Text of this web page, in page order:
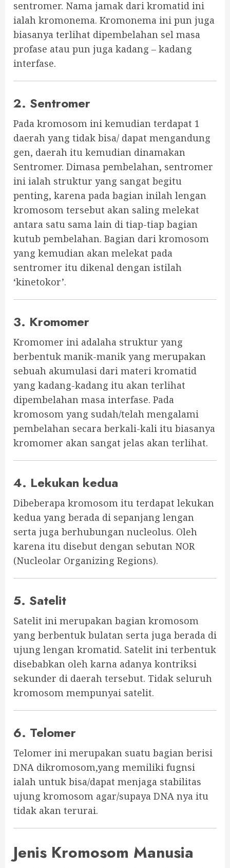
sentromer. Nama jamak dari kromatid ini
ialah kromonema. Kromonema ini pun juga
biasanya terlihat dipembelahan sel masa
profase atau pun juga kadang – kadang
interfase.
2. Sentromer
Pada kromosom ini kemudian terdapat 1
daerah yang tidak bisa/ dapat mengandung
gen, daerah itu kemudian dinamakan
Sentromer. Dimasa pembelahan, sentromer
ini ialah struktur yang sangat begitu
penting, karena pada bagian inilah lengan
kromosom tersebut akan saling melekat
antara satu sama lain di tiap-tiap bagian
kutub pembelahan. Bagian dari kromosom
yang kemudian akan melekat pada
sentromer itu dikenal dengan istilah
‘kinetokor’.
3. Kromomer
Kromomer ini adalaha struktur yang
berbentuk manik-manik yang merupakan
sebuah akumulasi dari materi kromatid
yang kadang-kadang itu akan terlihat
dipembelahan masa interfase. Pada
kromosom yang sudah/telah mengalami
pembelahan secara berkali-kali itu biasanya
kromomer akan sangat jelas akan terlihat.
4. Lekukan kedua
Dibeberapa kromosom itu terdapat lekukan
kedua yang berada di sepanjang lengan
serta juga berhubungan nucleolus. Oleh
karena itu disebut dengan sebutan NOR
(Nucleolar Organizing Regions).
5. Satelit
Satelit ini merupakan bagian kromosom
yang berbentuk bulatan serta juga berada di
ujung lengan kromatid. Satelit ini terbentuk
disebabkan oleh karna adanya kontriksi
sekunder di daerah tersebut. Tidak seluruh
kromosom mempunyai satelit.
6. Telomer
Telomer ini merupakan suatu bagian berisi
DNA dikromosom,yang memiliki fugnsi
ialah untuk bisa/dapat menjaga stabilitas
ujung kromosom agar/supaya DNA nya itu
tidak akan terurai.
Jenis Kromosom Manusia